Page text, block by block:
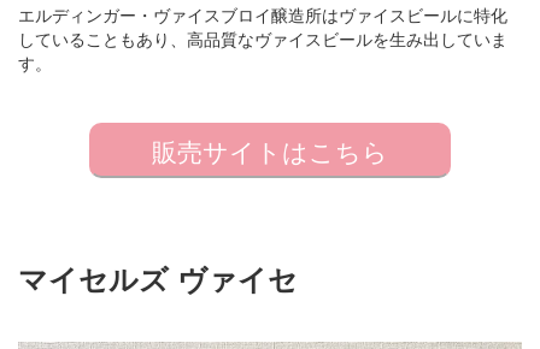
エルディンガー・ヴァイスブロイ醸造所はヴァイスビールに特化
していることもあり、高品質なヴァイスビールを生み出していま
す。
販売サイトはこちら
マイセルズ ヴァイセ